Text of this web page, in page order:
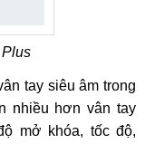
tay siêu âm trong
nhiều hơn vân tay
mở khóa, tốc độ,